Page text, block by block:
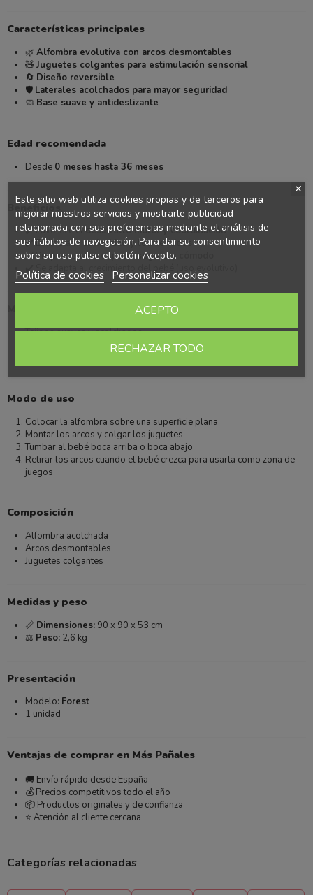
Características principales
🌿 Alfombra evolutiva con arcos desmontables
🧸 Juguetes colgantes para estimulación sensorial
🔄 Diseño reversible
🛡️ Laterales acolchados para mayor seguridad
🧼 Base suave y antideslizante
Edad recomendada
Desde 0 meses hasta 36 meses
Beneficios
✔️ Favorece eldesarrollo motor y coordinación
✔️ Estimula la curiosidad y los sentidos
✔️ Proporciona un espacio seguro y cómodo
✔️ Se adapta al crecimiento del bebé (uso evolutivo)
Materiales destacados
Tejidos suaves y acolchados
Material seguro para bebés
Modo de uso
Colocar la alfombra sobre una superficie plana
Montar los arcos y colgar los juguetes
Tumbar al bebé boca arriba o boca abajo
Retirar los arcos cuando el bebé crezca para usarla como zona de
juegos
Composición
Alfombra acolchada
Arcos desmontables
Juguetes colgantes
Medidas y peso
📏 Dimensiones:90 x 90 x 53 cm
⚖️ Peso:2,6 kg
Presentación
Modelo: Forest
1 unidad
Ventajas de comprar en Más Pañales
🚚 Envío rápido desde España
💰 Precios competitivos todo el año
📦 Productos originales y de confianza
⭐ Atención al cliente cercana
Categorías relacionadas
Este sitio web utiliza cookies propias y de terceros para
mejorar nuestros servicios y mostrarle publicidad
relacionada con sus preferencias mediante el análisis de
sus hábitos de navegación. Para dar su consentimiento
sobre su uso pulse el botón Acepto.
Política de cookies Personalizar cookies
RECHAZAR TODO
ACEPTO